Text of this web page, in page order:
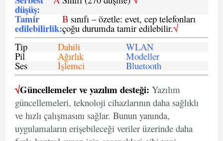
düşüş:
Tamir
edilebilirlik:
B sınıfı – özetle: evet, cep telefonları
çoğu durumda tamir edilebilir.√
Tip
Dahili WLAN
Pil Ağırlık Modeller
Ses İşlemci Bluetooth
√Güncellemeler ve yazılım desteği: Yazılım
güncellemeleri, teknoloji cihazlarının daha sağlıklı
ve hızlı çalışmasını sağlar. Bunun yanında,
uygulamaların erişebileceği veriler üzerinde daha